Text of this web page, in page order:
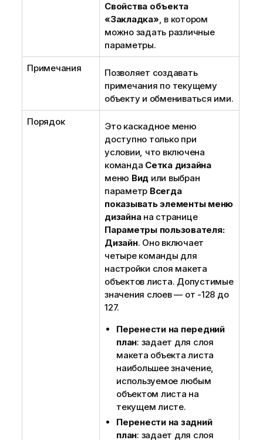
Свойства объекта
«Закладка», в котором
можно задать различные
параметры.
Примечания
Позволяет создавать
примечания по текущему
объекту и обмениваться ими.
Порядок
Это каскадное меню
доступно только при
условии, что включена
команда Сетка дизайна
меню Вид или выбран
параметр Всегда
показывать элементы меню
дизайнана странице
Параметры пользователя:
Дизайн. Оно включает
четыре команды для
настройки слоя макета
объектов листа. Допустимые
значения слоев — от -128 до
127.
Перенести на передний
план: задает для слоя
макета объекта листа
наибольшее значение,
используемое любым
объектом листа на
текущем листе.
Перенести на задний
план: задает для слоя